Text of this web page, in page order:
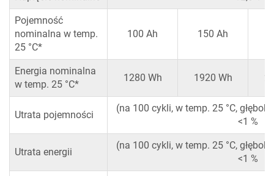
Pojemność
nominalna w temp.
25 °C*
100 Ah 150 Ah
Energia nominalna
w temp. 25 °C*
1280 Wh 1920 Wh
Utrata pojemności
(na 100 cykli, w temp. 25 °C,
<1 %
Utrata energii
(na 100 cykli, w temp. 25 °C,
<1 %